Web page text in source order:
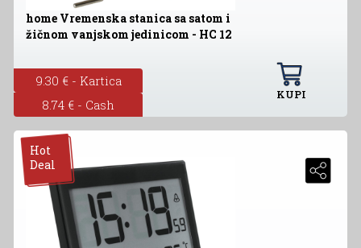
home Vremenska stanica sa satom i
žičnom vanjskom jedinicom - HC 12
9.30 € - Kartica
8.74 € - Cash
KUPI
Hot
Deal